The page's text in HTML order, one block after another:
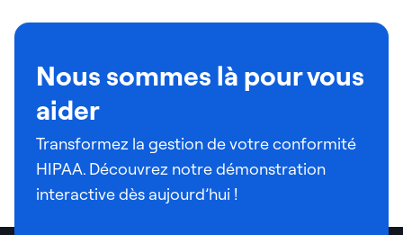
Nous sommes là pour vous
aider
Transformez la gestion de votre conformité
HIPAA. Découvrez notre démonstration
interactive dès aujourd’hui !